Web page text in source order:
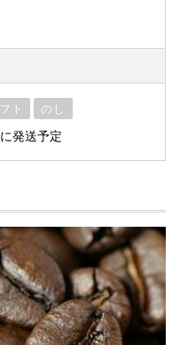
ト のし
発送予定